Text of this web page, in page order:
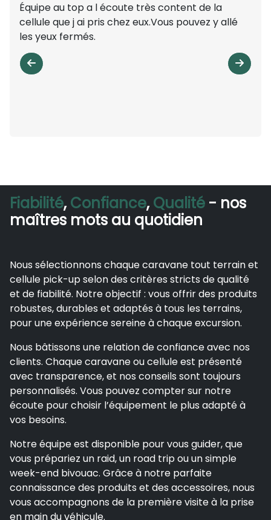
Équipe au top a l écoute très content de la
cellule que j ai pris chez eux.Vous pouvez y allé
les yeux fermés.
Fiabilité,Confiance,Qualité - nos
maîtres mots au quotidien
Nous sélectionnons chaque caravane tout terrain et
cellule pick-up selon des critères stricts de qualité
et de fiabilité. Notre objectif : vous offrir des produits
robustes, durables et adaptés à tous les terrains,
pour une expérience sereine à chaque excursion.
Nous bâtissons une relation de confiance avec nos
clients. Chaque caravane ou cellule est présenté
avec transparence, et nos conseils sont toujours
personnalisés. Vous pouvez compter sur notre
écoute pour choisir l’équipement le plus adapté à
vos besoins.
Notre équipe est disponible pour vous guider, que
vous prépariez un raid, un road trip ou un simple
week-end bivouac. Grâce à notre parfaite
connaissance des produits et des accessoires, nous
vous accompagnons de la première visite à la prise
en main du véhicule.